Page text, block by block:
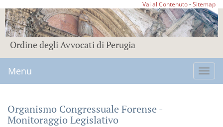
Vai al Contenuto-Sitemap
Ordine degli Avvocati di Perugia
Menu
Organismo Congressuale Forense -
Monitoraggio Legislativo